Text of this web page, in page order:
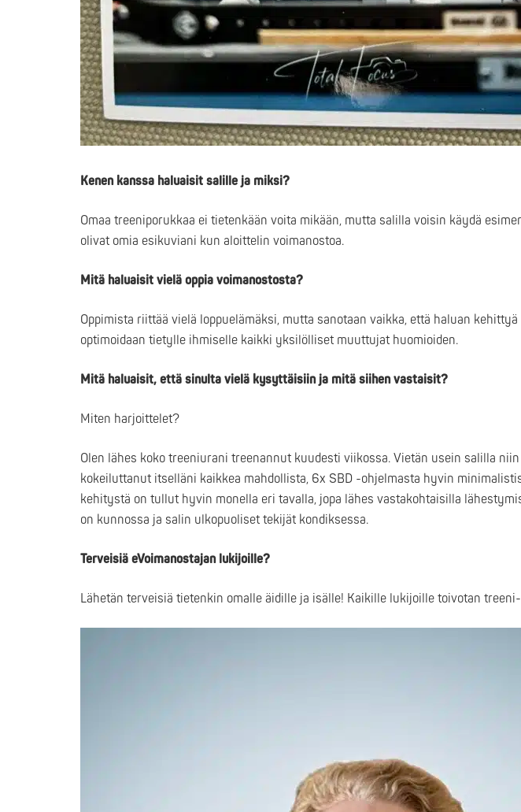
Kenen kanssa haluaisit salille ja miksi?
Omaa treeniporukkaa ei tietenkään voita mikään, mutta salilla voisin käydä
olivat omia esikuviani kun aloittelin voimanostoa.
Mitä haluaisit vielä oppia voimanostosta?
Oppimista riittää vielä loppuelämäksi, mutta sanotaan vaikka, että haluan
optimoidaan tietylle ihmiselle kaikki yksilölliset muuttujat huomioiden.
Mitä haluaisit, että sinulta vielä kysyttäisiin ja mitä siihen vastaisit?
Miten harjoittelet?
Olen lähes koko treeniurani treenannut kuudesti viikossa. Vietän usein salilla
kokeiluttanut itselläni kaikkea mahdollista, 6x SBD -ohjelmasta hyvin
kehitystä on tullut hyvin monella eri tavalla, jopa lähes vastakohtaisilla
on kunnossa ja salin ulkopuoliset tekijät kondiksessa.
Terveisiä eVoimanostajan lukijoille?
Lähetän terveisiä tietenkin omalle äidille ja isälle! Kaikille lukijoille toivotan